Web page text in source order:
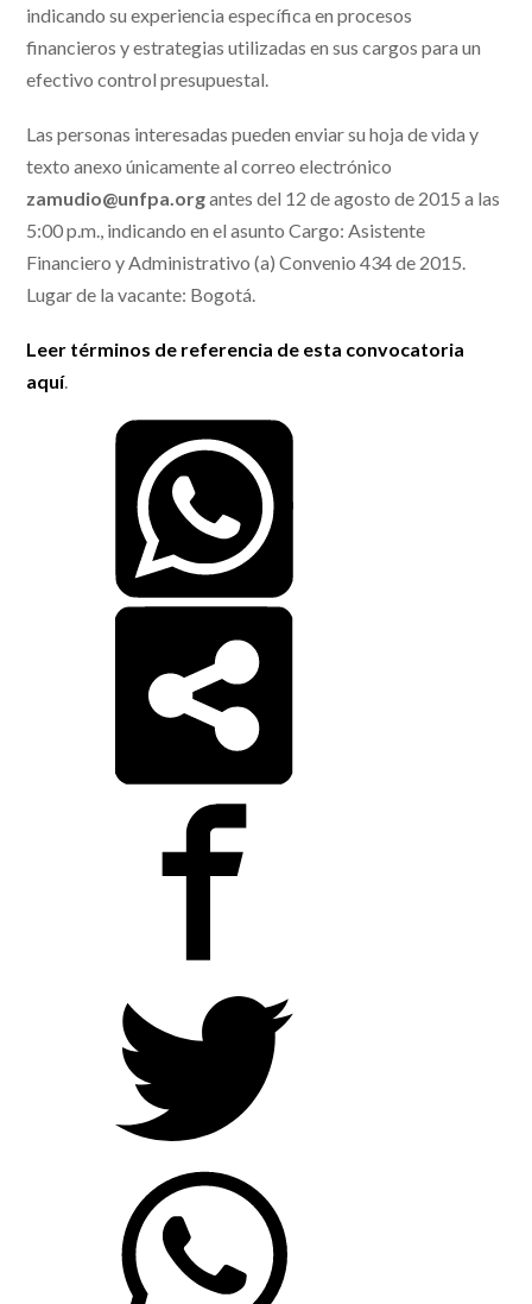
indicando su experiencia específica en procesos
financieros y estrategias utilizadas en sus cargos para un
efectivo control presupuestal.
Las personas interesadas pueden enviar su hoja de vida y
texto anexo únicamente al correo electrónico
zamudio@unfpa.organtes del 12 de agosto de 2015 a las
5:00 p.m., indicando en el asunto Cargo: Asistente
Financiero y Administrativo (a) Convenio 434 de 2015.
Lugar de la vacante: Bogotá.
Leer términos de referencia de esta convocatoria
aquí.